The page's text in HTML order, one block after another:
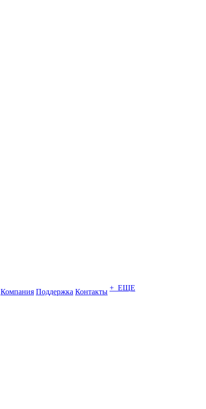
Компания Поддержка Контакты + ЕЩЕ